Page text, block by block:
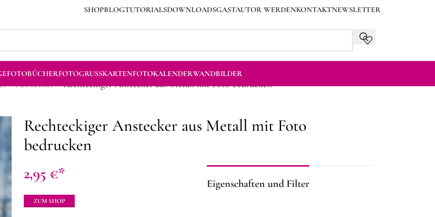
SHOPBLOGTUTORIALSDOWNLOADSGASTAUTOR WERDENKONTAKTNEWSLETTER
FOTOBÜCHERFOTOGRUSSKARTEN FOTOKALENDERWANDBILDER
»Anstecker»Rechteckiger Anstecker aus Metall mit Foto bedrucken
Rechteckiger Anstecker aus Metall mit Foto
bedrucken
2,95 €
ZUM SHOP
Eigenschaften und Filter